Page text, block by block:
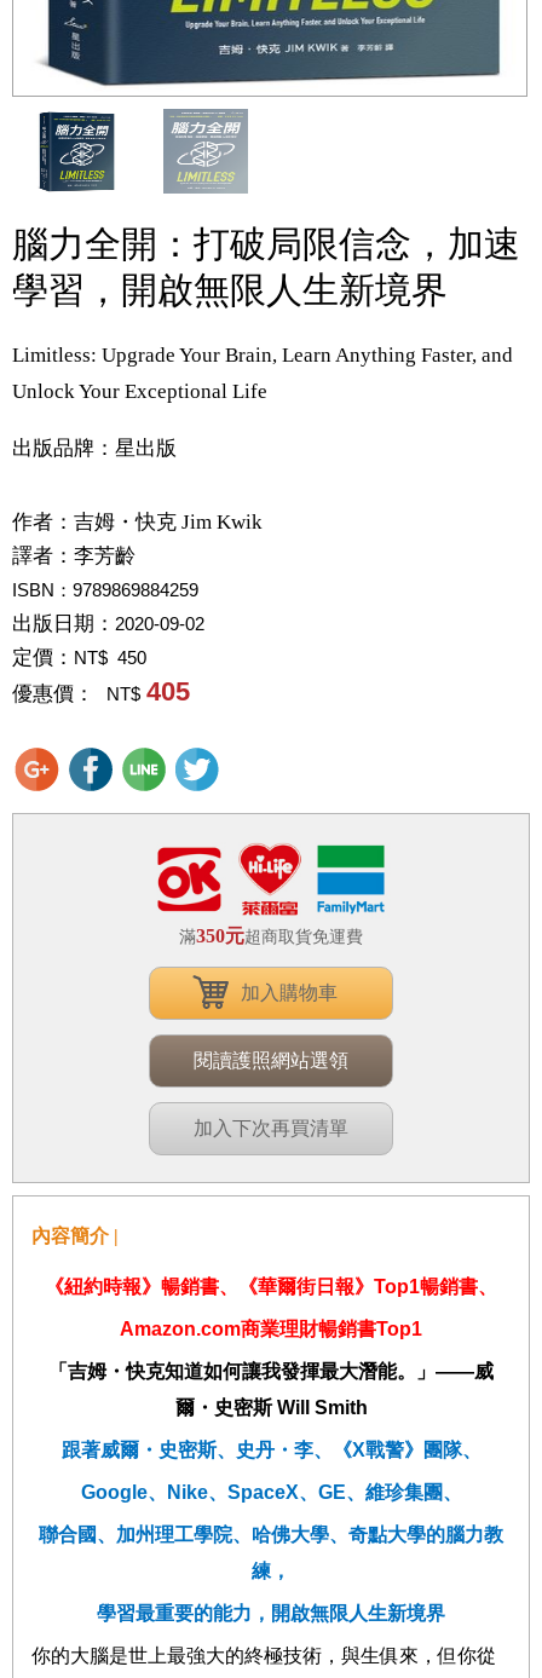
腦力全開：打破局限信念，加速
學習，開啟無限人生新境界
Limitless: Upgrade Your Brain, Learn Anything Faster, and
Unlock Your Exceptional Life
出版品牌：星出版
作者： 吉姆・快克 Jim Kwik
譯者： 李芳齡
ISBN：9789869884259
出版日期： 2020-09-02
定價： NT$ 450
優惠價： NT$ 405
滿350元超商取貨免運費
加入購物車
閱讀護照網站選領
加入下次再買清單
內容簡介 |
《紐約時報》暢銷書、《華爾街日報》 Top1暢銷書、
Amazon.com商業理財暢銷書Top1
「吉姆・快克知道如何讓我發揮最大潛能。」 ——威
爾・史密斯Will Smith
跟著威爾・史密斯、史丹・李、 《X戰警》團隊、
Google、 Nike、 SpaceX、 GE、維珍集團、
聯合國、加州理工學院、哈佛大學、奇點大學的腦力教
練，
學習最重要的能力，開啟無限人生新境界
你的大腦是世上最強大的終極技術，與生俱來，但你從